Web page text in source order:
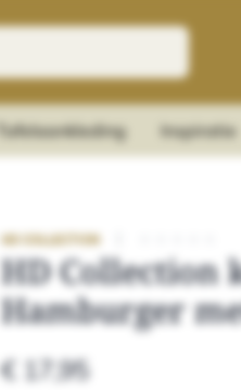
Tafelaankleding Inspiratie
HD Collection
Hamburger
€ 17,95